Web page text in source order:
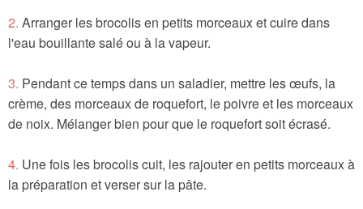
2. Arranger les brocolis en petits morceaux et cuire dans
l'eau bouillante salé ou à la vapeur.
3. Pendant ce temps dans un saladier, mettre les œufs, la
crème, des morceaux de roquefort, le poivre et les morceaux
de noix. Mélanger bien pour que le roquefort soit écrasé.
4. Une fois les brocolis cuit, les rajouter en petits morceaux à
la préparation et verser sur la pâte.